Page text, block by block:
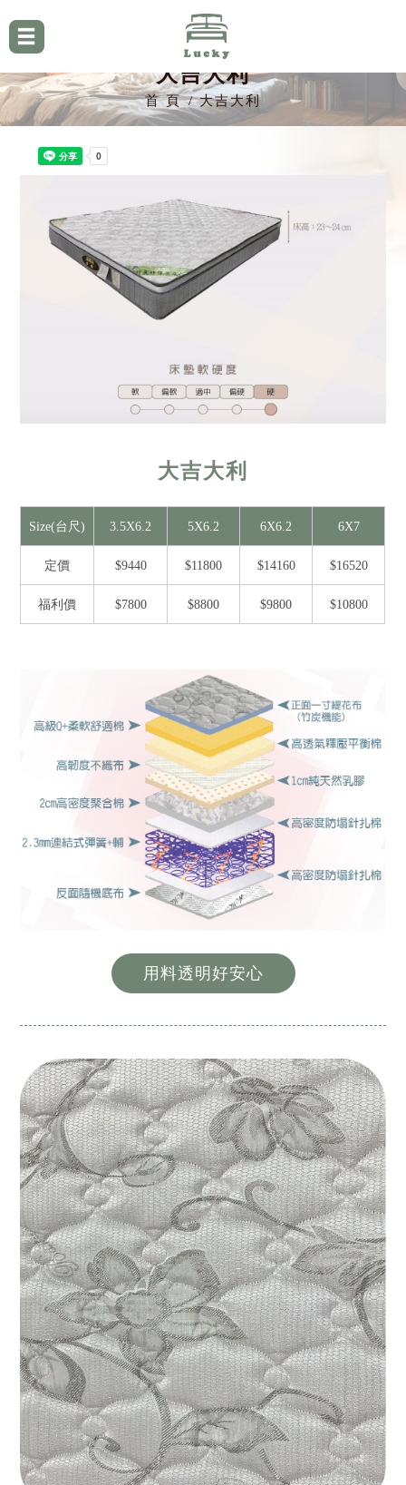
大吉大利
首 頁 大吉大利
大吉大利
Size(台尺) 3.5X6.2 5X6.2 6X6.2 6X7
定價 $9440 $11800 $14160 $16520
福利價 $7800 $8800 $9800 $10800
用料透明好安心